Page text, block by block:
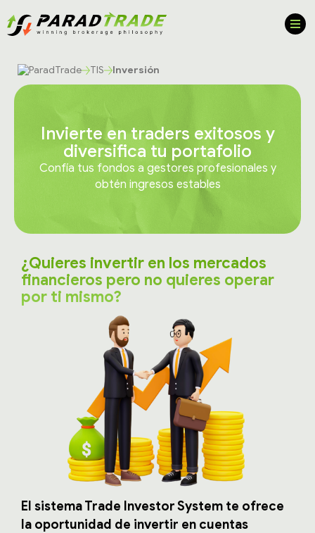
TIS Inversión
Invierte en traders exitosos y
diversifica tu portafolio
Confía tus fondos a gestores profesionales y
obtén ingresos estables
¿Quieres invertir en los mercados
financieros pero no quieres operar
por ti mismo?
El sistema Trade Investor System te ofrece
la oportunidad de invertir en cuentas